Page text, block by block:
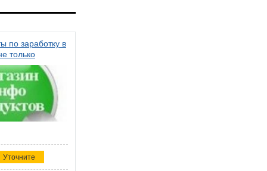
по заработку в
только
Уточните